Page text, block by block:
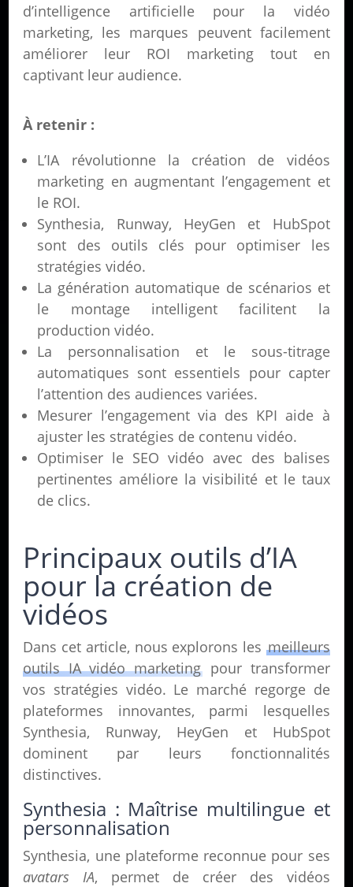
d’intelligence artificielle pour la vidéo
marketing, les marques peuvent facilement
améliorer leur ROI marketing tout en
captivant leur audience.
À retenir :
L’IA révolutionne la création de vidéos
marketing en augmentant l’engagement et
le ROI.
Synthesia, Runway, HeyGen et HubSpot
sont des outils clés pour optimiser les
stratégies vidéo.
La génération automatique de scénarios et
le montage intelligent facilitent la
production vidéo.
La personnalisation et le sous-titrage
automatiques sont essentiels pour capter
l’attention des audiences variées.
Mesurer l’engagement via des KPI aide à
ajuster les stratégies de contenu vidéo.
Optimiser le SEO vidéo avec des balises
pertinentes améliore la visibilité et le taux
de clics.
Principaux outils d’IA
pour la création de
vidéos
Dans cet article, nous explorons les meilleurs
outils IA vidéo marketingpour transformer
vos stratégies vidéo. Le marché regorge de
plateformes innovantes, parmi lesquelles
Synthesia, Runway, HeyGen et HubSpot
dominent par leurs fonctionnalités
distinctives.
Synthesia : Maîtrise multilingue et
personnalisation
Synthesia, une plateforme reconnue pour ses
avatars IA, permet de créer des vidéos